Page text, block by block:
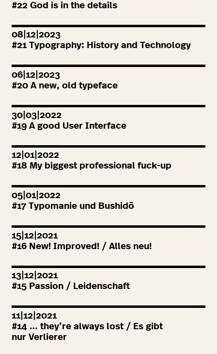
#22 God is in the details
08|12|2023
#21Typography: History and Technology
06|12|2023
#20 A new, old typeface
30|03|2022
#19 A good User Interface
12|01|2022
#18 My biggest professional fuck-up
05|01|2022
#17 Typomanie und Bushidō
15|12|2021
#16 New! Improved! / Alles neu!
13|12|2021
#15 Passion / Leidenschaft
11|12|2021
#14 … they’re always lost / Es gibt
nur Verlierer